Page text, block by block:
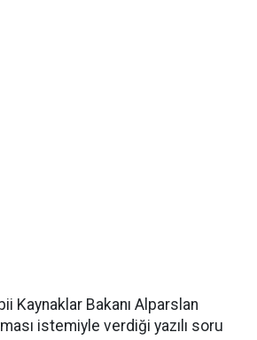
Kaynaklar Bakanı Alparslan
istemiyle verdiği yazılı soru